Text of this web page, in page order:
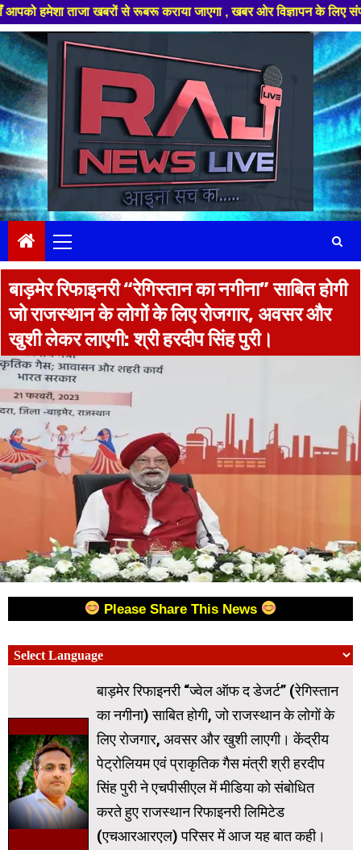
खबरों से रूबरू कराया जाएगा , खबर ओर विज्ञापन के लिए संपर्क करे
Skip
to
content
Menu
बाड़मेर रिफाइनरी “रेगिस्तान का नगीना” साबित होगी
जो राजस्थान के लोगों के लिए रोजगार, अवसर और
खुशी लेकर लाएगी: श्री हरदीप सिंह पुरी।
Please Share This News
बाड़मेर रिफाइनरी “ज्वेल ऑफ द डेजर्ट” (रेगिस्तान
का नगीना) साबित होगी, जो राजस्थान के लोगों के
लिए रोजगार, अवसर और खुशी लाएगी। केंद्रीय
पेट्रोलियम एवं प्राकृतिक गैस मंत्री श्री हरदीप
सिंह पुरी ने एचपीसीएल में मीडिया को संबोधित
करते हुए राजस्थान रिफाइनरी लिमिटेड
(एचआरआरएल) परिसर में आज यह बात कही।